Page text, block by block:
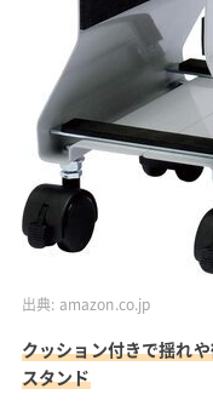
出典: amazon.co.jp
クッション付きで揺れ
スタンド